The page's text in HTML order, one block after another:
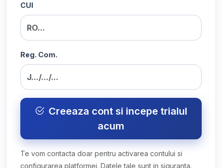
CUI
Reg. Com.
Creeaza cont si incepe trialul
acum
Te vom contacta doar pentru activarea contului si
configurarea platformei. Datele tale sunt in siguranta.